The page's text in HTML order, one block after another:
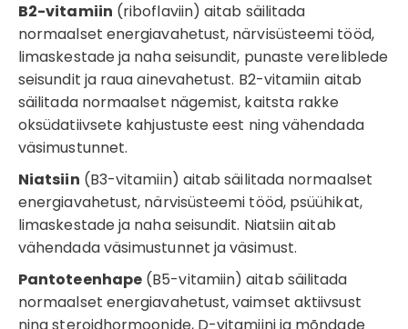
B2-vitamiin (riboflaviin) aitab säilitada
normaalset energiavahetust, närvisüsteemi tööd,
limaskestade ja naha seisundit, punaste vereliblede
seisundit ja raua ainevahetust. B2-vitamiin aitab
säilitada normaalset nägemist, kaitsta rakke
oksüdatiivsete kahjustuste eest ning vähendada
väsimustunnet.
Niatsiin (B3-vitamiin) aitab säilitada normaalset
energiavahetust, närvisüsteemi tööd, psüühikat,
limaskestade ja naha seisundit. Niatsiin aitab
vähendada väsimustunnet ja väsimust.
Pantoteenhape (B5-vitamiin) aitab säilitada
normaalset energiavahetust, vaimset aktiivsust